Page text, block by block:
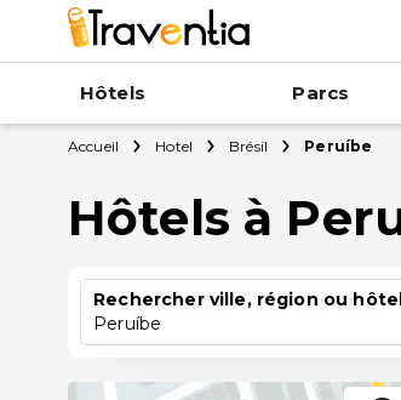
Hôtels Parcs
Accueil Hotel Brésil Peruíbe
Hôtels à
Rechercher ville, région ou
Peruíbe